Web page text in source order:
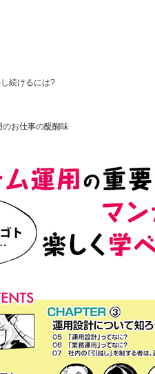
続けるには?
お仕事の醍醐味